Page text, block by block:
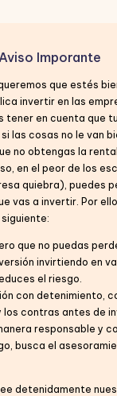
Imporante
que estés
invertir en las
tener en cuenta que
las cosas no le van
no obtengas la
en el peor de los
quiebra), puedes
vas a invertir. Por
que no puedas
invirtiendo en
el riesgo.
con detenimiento,
los contras antes de
responsable y
busca el
detenidamente